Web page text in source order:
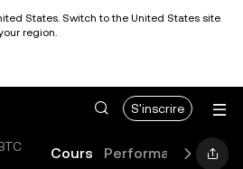
States. Switch to the United States site
region.
S'inscrire
Cours Performances